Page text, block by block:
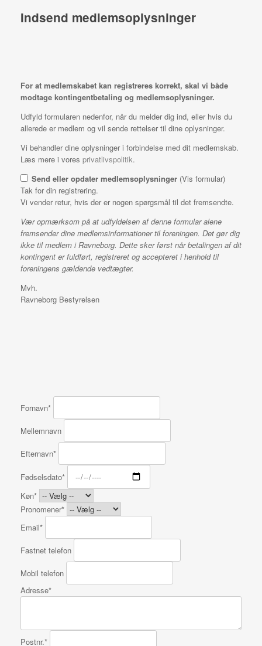
Indsend medlemsoplysninger
For at medlemskabet kan registreres korrekt, skal vi både
modtage kontingentbetaling og medlemsoplysninger.
Udfyld formularen nedenfor, når du melder dig ind, eller hvis du
allerede er medlem og vil sende rettelser til dine oplysninger.
Vi behandler dine oplysninger i forbindelse med dit medlemskab.
Læs mere i vores privatlivspolitik.
Send eller opdater medlemsoplysninger (Vis formular)
Tak for din registrering.
Vi vender retur, hvis der er nogen spørgsmål til det fremsendte.
Vær opmærksom på at udfyldelsen af denne formular alene
fremsender dine medlemsinformationer til foreningen. Det gør dig
ikke til medlem i Ravneborg. Dette sker først når betalingen af dit
kontingent er fuldført, registreret og accepteret i henhold til
foreningens gældende vedtægter.
Mvh.
Ravneborg Bestyrelsen
Fornavn*
Mellemnavn
Efternavn*
Fødselsdato*
Køn*
Pronomener*
Email*
Fastnet telefon
Mobil telefon
Adresse*
Postnr.*